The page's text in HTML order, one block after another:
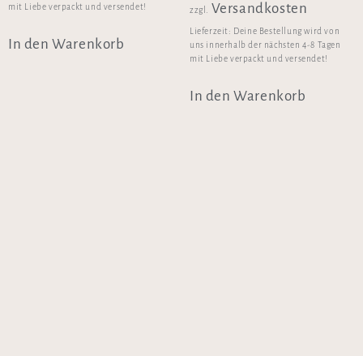
mit Liebe verpackt und versendet!
In den Warenkorb
zzgl. Versandkosten
Lieferzeit: Deine Bestellung wird von
uns innerhalb der nächsten 4-8 Tagen
mit Liebe verpackt und versendet!
In den Warenkorb